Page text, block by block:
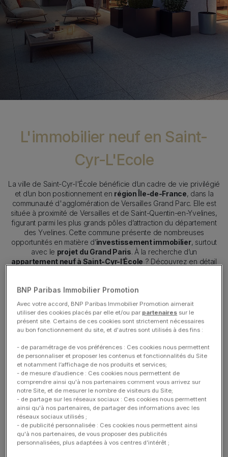
L'immobilier neuf en Saint-
Cyr-L'Ecole
La ville de Saint-Cyr-l'École bénéficie d’un cadre de vie privilégié
et d’un bon positionnement en région Île-de-France, dans la
communauté d'agglomération de Versailles Grand Parc. Elle est
située à proximité de Versailles et de Saint-Quentin-en-Yvelines,
figurant parmi les plus grands pôles d’attraction du département
des Yvelines. Cette commune présente de nombreuses
opportunités en matière d’investissement immobilier, surtout
avec le projet du Grand Paris. À la recherche d’un
appartement neuf à Saint-Cyr-l’École ? Découvrez en détail
Contacter un conseiller
Investir dans un programme
immobilier neuf à Saint-Cyr-
l’École
BNP Paribas Immobilier Promotion
Avec votre accord, BNP Paribas Immobilier Promotion aimerait
utiliser des cookies placés par elle et/ou par partenaires sur le
présent site. Certains de ces cookies sont strictement nécessaires
au bon fonctionnement du site, et d'autres sont utilisés à des fins :
- de paramétrage de vos préférences : Ces cookies nous permettent
de personnaliser et proposer les contenus et fonctionnalités du Site
et notamment l’affichage de nos produits et services;
- de mesure d’audience : Ces cookies nous permettent de
comprendre ainsi qu'à nos partenaires comment vous arrivez sur
notre Site, et de mesurer le nombre de visiteurs du Site;
- de partage sur les réseaux sociaux : Ces cookies nous permettent
ainsi qu'à nos partenaires, de partager des informations avec les
réseaux sociaux utilisés ;
- de publicité personnalisée : Ces cookies nous permettent ainsi
qu'à nos partenaires, de vous proposer des publicités
personnalisées, plus adaptées à vos centres d’intérêt ;